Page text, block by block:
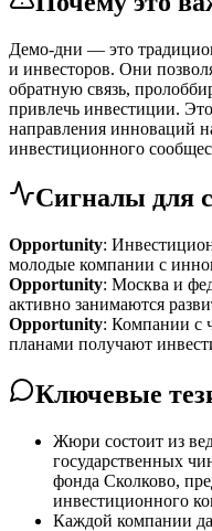
Демо-дни — это
и инвесторов. Они
обратную связь,
привлечь инвестиции.
направления инноваций
инвестиционного
Сигналы для
Opportunity:
молодые компании с
Opportunity: Москва и
активно занимаются
Opportunity: Компании с
планами получают
Ключевые
Жюри состоит из
государственных
фонда Сколково,
инвестиционного
Каждой компании